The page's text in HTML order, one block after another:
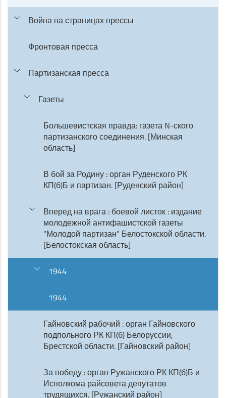
Война на страницах прессы
Фронтовая пресса
Партизанская пресса
Газеты
Большевистская правда: газета N-ского
партизанского соединения. [Минская
область]
В бой за Родину : орган Руденского РК
КП(б)Б и партизан. [Руденский район]
Вперед на врага : боевой листок : издание
молодежной антифашистской газеты
"Молодой партизан" Белостокской области.
[Белостокская область]
1944
1944
Гайновский рабочий : орган Гайновского
подпольного РК КП(б) Белоруссии,
Брестской области. [Гайновский район]
За победу : орган Ружанского РК КП(б)Б и
Исполкома райсовета депутатов
трудящихся. [Ружанский район]